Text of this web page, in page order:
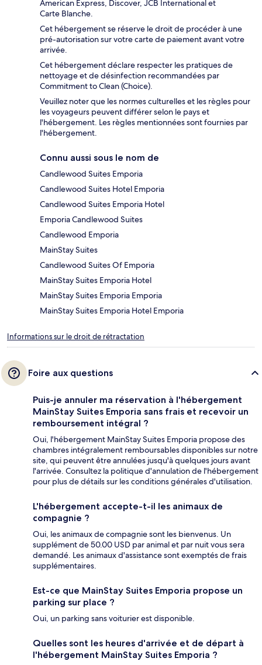
American Express, Discover, JCB International et
Carte Blanche.
Cet hébergement se réserve le droit de procéder à une
pré-autorisation sur votre carte de paiement avant votre
arrivée.
Cet hébergement déclare respecter les pratiques de
nettoyage et de désinfection recommandées par
Commitment to Clean (Choice).
Veuillez noter que les normes culturelles et les règles pour
les voyageurs peuvent différer selon le pays et
l'hébergement. Les règles mentionnées sont fournies par
l'hébergement.
Connu aussi sous le nom de
Candlewood Suites Emporia
Candlewood Suites Hotel Emporia
Candlewood Suites Emporia Hotel
Emporia Candlewood Suites
Candlewood Emporia
MainStay Suites
Candlewood Suites Of Emporia
MainStay Suites Emporia Hotel
MainStay Suites Emporia Emporia
MainStay Suites Emporia Hotel Emporia
Informations sur le droit de rétractation
Foire aux questions
Puis-je annuler ma réservation à l'hébergement
MainStay Suites Emporia sans frais et recevoir un
remboursement intégral ?
Oui, l'hébergement MainStay Suites Emporia propose des
chambres intégralement remboursables disponibles sur notre
site, qui peuvent être annulées jusqu'à quelques jours avant
l'arrivée. Consultez la politique d'annulation de l'hébergement
pour plus de détails sur les conditions générales d'utilisation.
L'hébergement accepte-t-il les animaux de
compagnie ?
Oui, les animaux de compagnie sont les bienvenus. Un
supplément de 50.00 USD par animal et par nuit vous sera
demandé. Les animaux d'assistance sont exemptés de frais
supplémentaires.
Est-ce que MainStay Suites Emporia propose un
parking sur place ?
Oui, un parking sans voiturier est disponible.
Quelles sont les heures d'arrivée et de départ à
l'hébergement MainStay Suites Emporia ?